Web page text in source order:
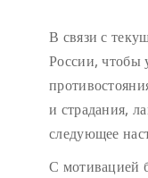
В связи с
России, чтобы
и страдания,
следующее
С мотивацией